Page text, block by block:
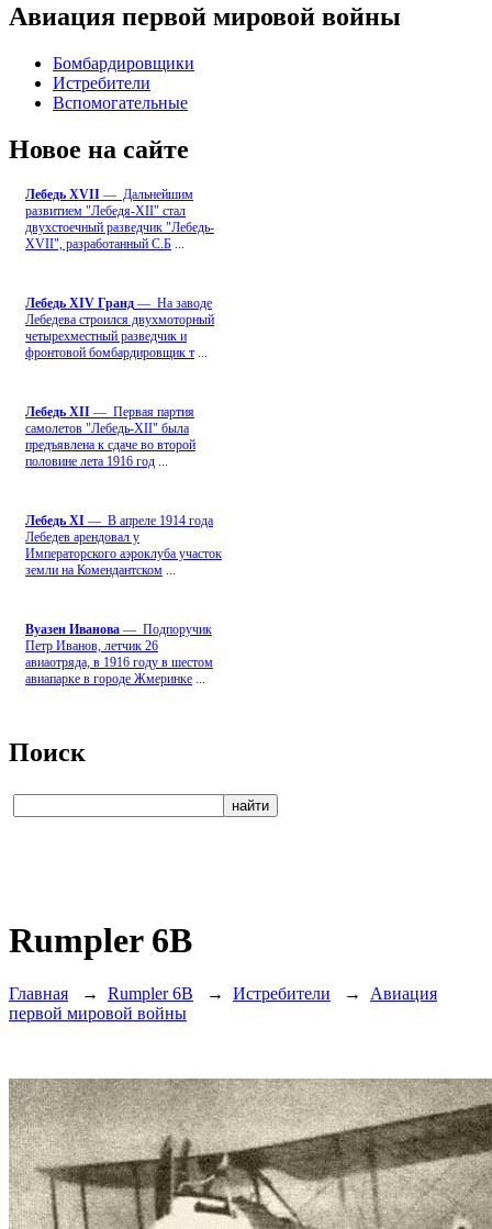
Авиация первой мировой войны
Бомбардировщики
Истребители
Вспомогательные
Новое на сайте
Лебедь ХVII — Дальнейшим
развитием "Лебедя-ХII" стал
двухстоечный разведчик "Лебедь-
XVII", разработанный С.Б
Лебедь ХIV Гранд — На заводе
Лебедева строился двухмоторный
четырехместный разведчик и
фронтовой бомбардировщик т
Лебедь ХII — Первая партия
самолетов "Лебедь-ХII" была
предъявлена к сдаче во второй
половине лета 1916 год
Лебедь ХI — В апреле 1914 года
Лебедев арендовал у
Императорского аэроклуба участок
земли на Комендантском
Вуазен Иванова — Подпоручик
Петр Иванов, летчик 26
авиаотряда, в 1916 году в шестом
авиапарке в городе Жмеринке
Поиск
Rumpler 6B
Главная → Rumpler 6B → Истребители → Авиация
первой мировой войны